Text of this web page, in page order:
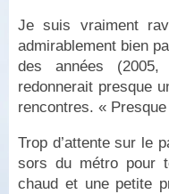
Je suis vraiment
admirablement bien
des années
redonnerait presque
rencontres. «
Trop d’attente sur le
sors du métro pour
chaud et une petite